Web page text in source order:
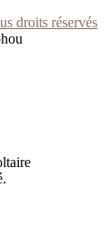
droits réservés